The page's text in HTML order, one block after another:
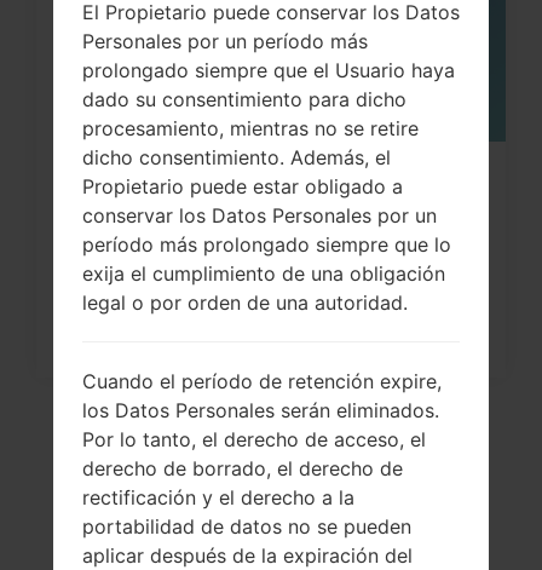
¿Cómo restablecer datos de fábrica
a través del menú...
El Propietario puede conservar los Datos
Personales por un período más
prolongado siempre que el Usuario haya
dado su consentimiento para dicho
procesamiento, mientras no se retire
dicho consentimiento. Además, el
Propietario puede estar obligado a
conservar los Datos Personales por un
período más prolongado siempre que lo
exija el cumplimiento de una obligación
legal o por orden de una autoridad.
Cuando el período de retención expire,
los Datos Personales serán eliminados.
Por lo tanto, el derecho de acceso, el
derecho de borrado, el derecho de
rectificación y el derecho a la
portabilidad de datos no se pueden
aplicar después de la expiración del